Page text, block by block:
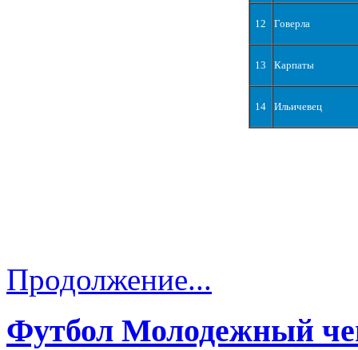
12 Говерла
13 Карпаты
14 Ильичевец
Продолжение...
Футбол Молодежный